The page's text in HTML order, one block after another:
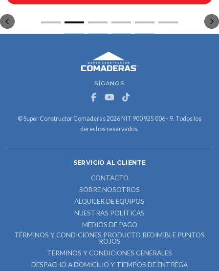
SÍGANOS
© Super Constructor Comaderas 2026 NIT 900 925 006 - 9. Todos los
derechos reservados.
SERVICIO AL CLIENTE
CONTACTO
SOBRE NOSOTROS
ALQUILER DE EQUIPOS
NUESTRAS POLÍTICAS
MEDIOS DE PAGO
TÉRMINOS Y CONDICIONES PRODUCTO REDIMIBLE PUNTOS
ROJOS
TÉRMINOS Y CONDICIONES GENERALES
DESPACHO A DOMICILIO Y TIEMPOS DE ENTREGA